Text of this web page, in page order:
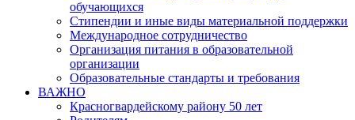
обучающихся
Стипендии и иные виды материальной поддержки
Международное сотрудничество
Организация питания в образовательной
организации
Образовательные стандарты и требования
ВАЖНО
Красногвардейскому району 50 лет